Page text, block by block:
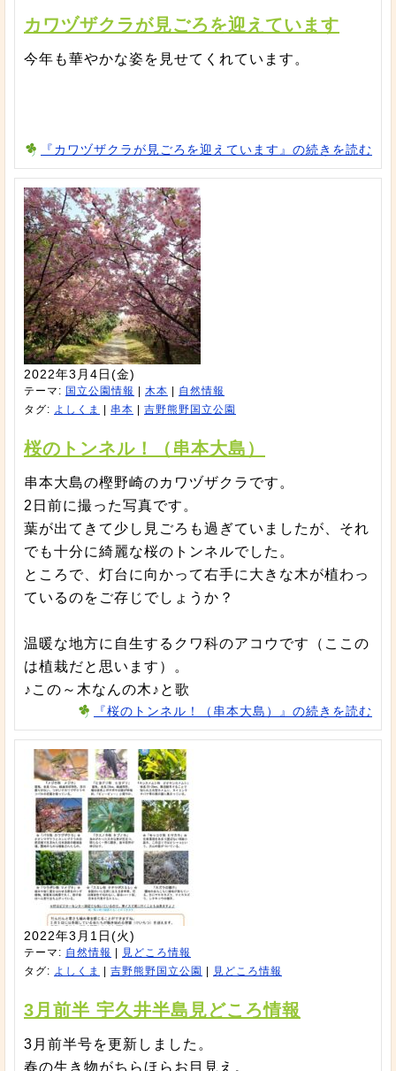
カワヅザクラが見ごろを迎えています
今年も華やかな姿を見せてくれています。
『カワヅザクラが見ごろを迎えています』の続きを読む
2022年3月4日(金)
テーマ: 国立公園情報 木本
自然情報
タグ: よしくま 串本 吉野熊野国立公園
桜のトンネル！（串本大島）
串本大島の樫野崎のカワヅザクラです。
2日前に撮った写真です。
葉が出てきて少し見ごろも過ぎていましたが、それ
でも十分に綺麗な桜のトンネルでした。
ところで、灯台に向かって右手に大きな木が植わっ
ているのをご存じでしょうか？
温暖な地方に自生するクワ科のアコウです（ここの
は植栽だと思います）。
♪この～木なんの木♪と歌
『桜のトンネル！（串本大島）』の続きを読む
2022年3月1日(火)
テーマ: 自然情報
見どころ情報
タグ: よしくま 吉野熊野国立公園 見どころ情報
3月前半 宇久井半島見どころ情報
3月前半号を更新しました。
春の生き物がちらほらお目見え。